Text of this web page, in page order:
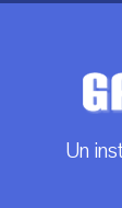
Un